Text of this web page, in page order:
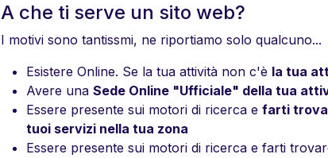
A che ti serve un sito web?
I motivi sono tantissmi, ne riportiamo solo qualcuno...
Esistere Online. Se la tua attività non c'è la tua
Avere una Sede Online "Ufficiale" della tua
Essere presente sui motori di ricerca e farti
tuoi servizi nella tua zona
Essere presente sui motori di ricerca e farti